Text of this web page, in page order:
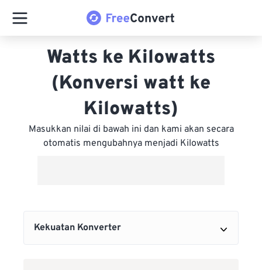
Watts ke Kilowatts
(Konversi watt ke
Kilowatts)
Masukkan nilai di bawah ini dan kami akan secara
otomatis mengubahnya menjadi Kilowatts